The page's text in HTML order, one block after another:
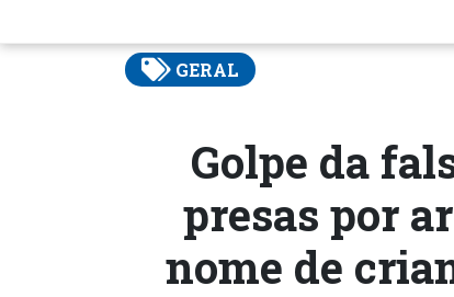
GERAL
Golpe da
presas por
nome de